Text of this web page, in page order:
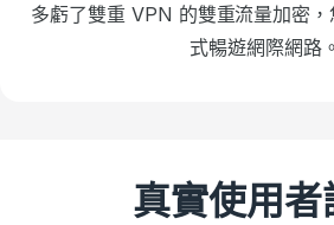
多虧了雙重 VPN 的雙重流量加密
式暢遊網際網路。
真實使用者